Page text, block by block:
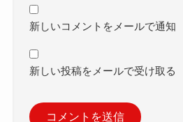
新しいコメントをメールで通知
新しい投稿をメールで受け取る